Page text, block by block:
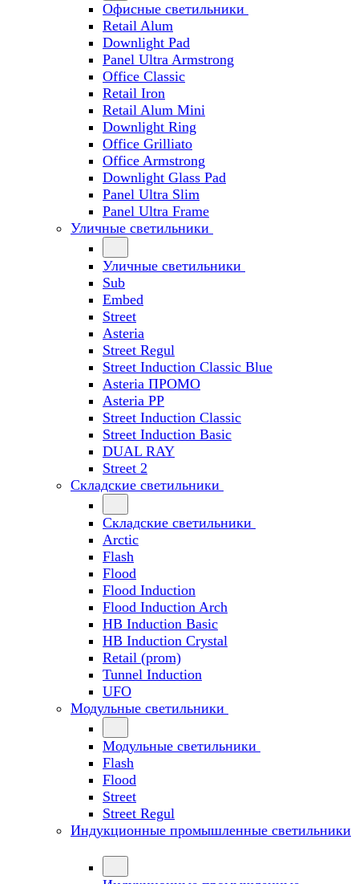
Офисные светильники
Retail Alum
Downlight Pad
Panel Ultra Armstrong
Office Classic
Retail Iron
Retail Alum Mini
Downlight Ring
Office Grilliato
Office Armstrong
Downlight Glass Pad
Panel Ultra Slim
Panel Ultra Frame
Уличные светильники
Уличные светильники
Sub
Embed
Street
Asteria
Street Regul
Street Induction Classic Blue
Asteria ПРОМО
Asteria PP
Street Induction Classic
Street Induction Basic
DUAL RAY
Street 2
Складские светильники
Складские светильники
Arctic
Flash
Flood
Flood Induction
Flood Induction Arch
HB Induction Basic
HB Induction Crystal
Retail (prom)
Tunnel Induction
UFO
Модульные светильники
Модульные светильники
Flash
Flood
Street
Street Regul
Индукционные промышленные светильники